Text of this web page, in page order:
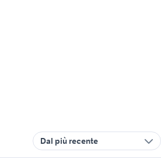
Dal più recente